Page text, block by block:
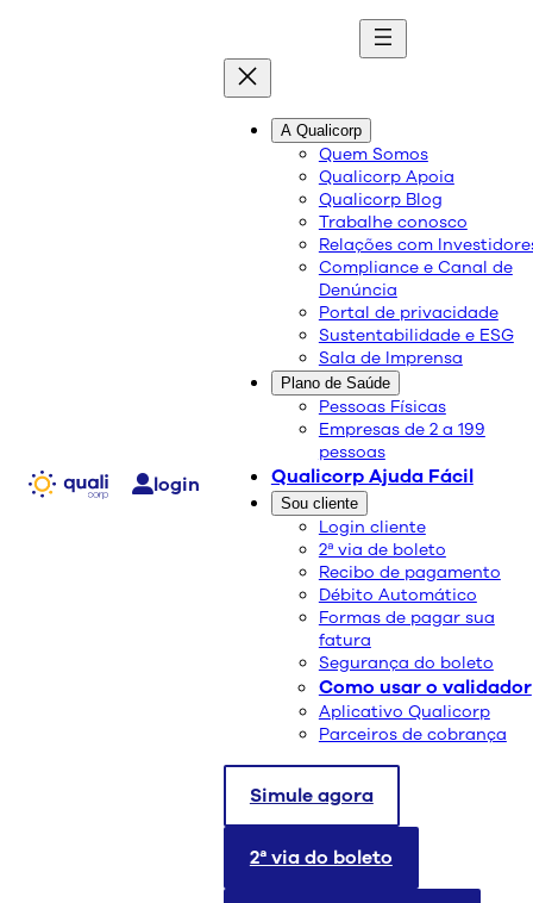
login
A Qualicorp
Quem Somos
Qualicorp Apoia
Qualicorp Blog
Trabalhe conosco
Relações com
Compliance e Canal de
Denúncia
Portal de privacidade
Sustentabilidade e ESG
Sala de Imprensa
Plano de Saúde
Pessoas Físicas
Empresas de 2 a 199
pessoas
Qualicorp Ajuda Fácil
Sou cliente
Login cliente
2ª via de boleto
Recibo de pagamento
Débito Automático
Formas de pagar sua
fatura
Segurança do boleto
Como usar o validador
Aplicativo Qualicorp
Parceiros de cobrança
Simule agora
2ª via do boleto
blog
Conteúdo de qualidade e as melhores soluções
Plano de adesão Amil
Escolher um plano de saúde é a melhor forma de
garantir que você, sua família ou os colaboradores da
facilitado, consultas, exames e tratamentos. No entanto,
a escolha de um plano que ofereça a cobertura que
você precisa por um preço acessível nem sempre é
fácil. É por isso que a Qualicorp traz para você o Plano